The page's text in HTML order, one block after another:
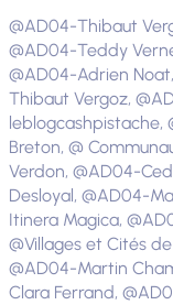
@AD04-Thibaut
@AD04-Teddy
@AD04-Adrien
Thibaut Vergoz,
leblogcashpistache,
Breton, @
Verdon, @AD04-
Desloyal, @AD04-
Itinera Magica,
@Villages et Cités
@AD04-Martin
Clara Ferrand,